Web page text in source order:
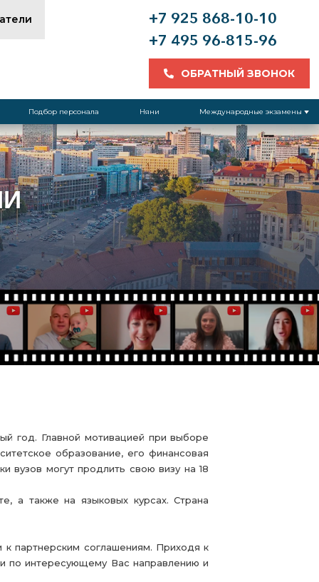
+7 925 868-10-10
+7 495 96-815-96
ОБРАТНЫЙ ЗВОНОК
Подбор персонала Няни Международные экзамены
год. Главной мотивацией при выборе
образование, его финансовая
вузов могут продлить свою визу на 18
а также на языковых курсах. Страна
к партнерским соглашениям. Приходя к
по интересующему Вас направлению и